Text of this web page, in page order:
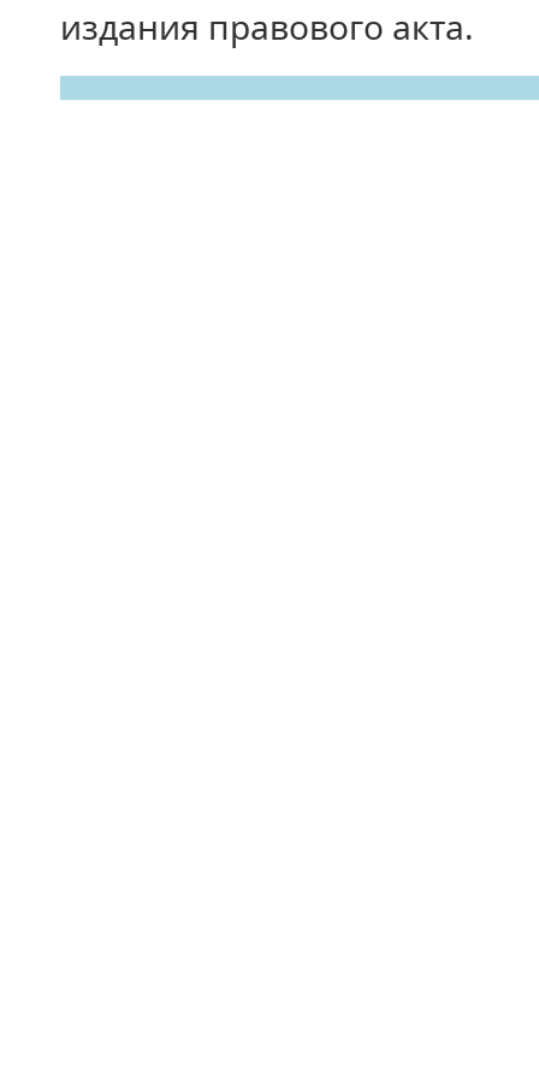
издания правового акта.